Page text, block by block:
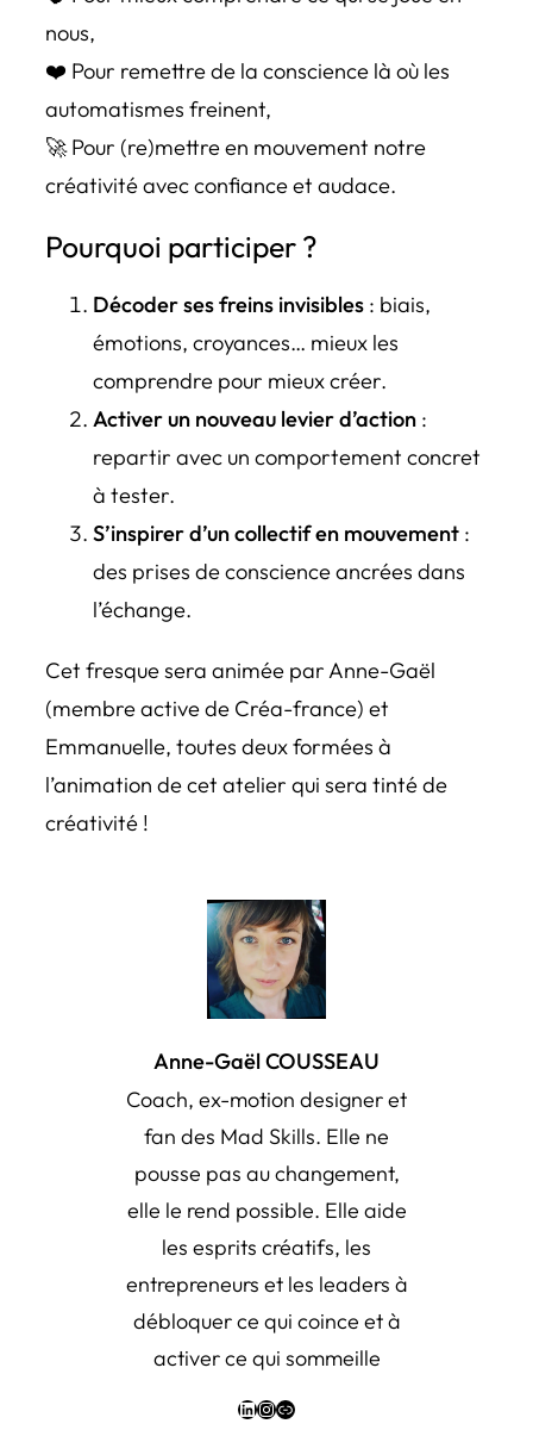
nous,
❤️ Pour remettre de la conscience là où les
automatismes freinent,
🚀 Pour (re)mettre en mouvement notre
créativité avec confiance et audace.
Pourquoi participer ?
Décoder ses freins invisibles : biais,
émotions, croyances… mieux les
comprendre pour mieux créer.
Activer un nouveau levier d’action :
repartir avec un comportement concret
à tester.
S’inspirer d’un collectif en mouvement :
des prises de conscience ancrées dans
l’échange.
Cet fresque sera animée par Anne-Gaël
(membre active de Créa-france) et
Emmanuelle, toutes deux formées à
l’animation de cet atelier qui sera tinté de
créativité !
Anne-Gaël COUSSEAU
Coach, ex-motion designer et
fan des Mad Skills. Elle ne
pousse pas au changement,
elle le rend possible. Elle aide
les esprits créatifs, les
entrepreneurs et les leaders à
débloquer ce qui coince et à
activer ce qui sommeille
LinkedIn InstagramLink